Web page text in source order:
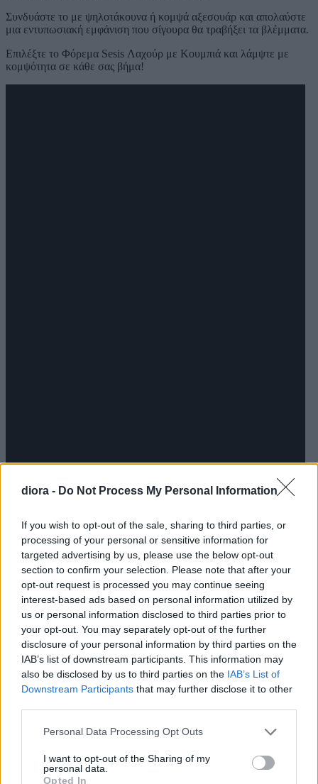
diora - Do Not Process My Personal Information
If you wish to opt-out of the sale, sharing to third parties, or
processing of your personal or sensitive information for
targeted advertising by us, please use the below opt-out
section to confirm your selection. Please note that after your
opt-out request is processed you may continue seeing
interest-based ads based on personal information utilized by
us or personal information disclosed to third parties prior to
your opt-out. You may separately opt-out of the further
disclosure of your personal information by third parties on the
IAB’s list of downstream participants. This information may
also be disclosed by us to third parties on the IAB’s List of
Downstream Participants that may further disclose it to other
Please note that this website/app uses one or more Google
not limited to your visit or usage behaviour. You may click to
grant or deny consent to Google and its third-party tags to
Personal Data Processing Opt Outs
I want to opt-out of the Sharing of my
personal data.
Opted In
Συνδυάστε το με ψηλοτάκουνα ή κομψά αξεσουάρ και απολαύστε
μια εντυπωσιακή εμφάνιση που σίγουρα θα τραβήξει τα βλέμματα.
Επιλέξτε το Φόρεμα Sesis Λαχούρ με Κουμπιά και λάμψτε με
κομψότητα σε κάθε σας βήμα!
Επιπλέον πληροφορίες
Επιπλέον πληροφορίες
S
,
M